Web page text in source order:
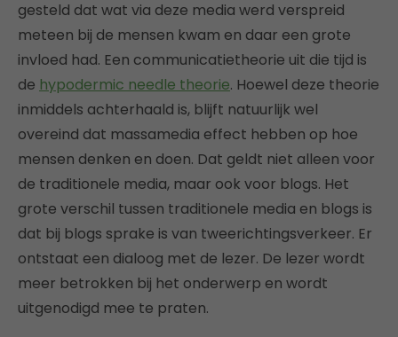
gesteld dat wat via deze media werd verspreid
meteen bij de mensen kwam en daar een grote
invloed had. Een communicatietheorie uit die tijd is
de hypodermic needle theorie. Hoewel deze theorie
inmiddels achterhaald is, blijft natuurlijk wel
overeind dat massamedia effect hebben op hoe
mensen denken en doen. Dat geldt niet alleen voor
de traditionele media, maar ook voor blogs. Het
grote verschil tussen traditionele media en blogs is
dat bij blogs sprake is van tweerichtingsverkeer. Er
ontstaat een dialoog met de lezer. De lezer wordt
meer betrokken bij het onderwerp en wordt
uitgenodigd mee te praten.